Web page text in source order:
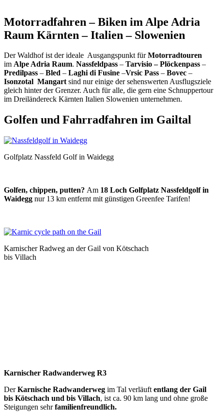
Motorradfahren – Biken im Alpe Adria
Raum Kärnten – Italien – Slowenien
Der Waldhof ist der ideale Ausgangspunkt fürMotorradtouren
im Alpe Adria Raum. Nassfeldpass – Tarvisio – Plöckenpass –
Predilpass – Bled – Laghi di Fusine –Vrsic Pass – Bovec –
Isonzotal Mangartsind nur einige der sehenswerten Ausflugsziele
gleich hinter der Grenzer. Auch für alle, die gern eine Schnuppertour
im Dreiländereck Kärnten Italien Slowenien unternehmen.
Golfen und Fahrradfahren im Gailtal
Golfplatz Nassfeld Golf in Waidegg
Golfen, chippen, putten? Am 18 Loch Golfplatz Nassfeldgolf in
Waidegg nur 13 km entfernt mit günstigen Greenfee Tarifen!
Karnischer Radweg an der Gail von Kötschach
bis Villach
Karnischer Radwanderweg R3
DerKarnische Radwanderweg im Tal verläuft entlang der Gail
bis Kötschach und bis Villach, ist ca. 90 km lang und ohne große
Steigungen sehrfamilienfreundlich.